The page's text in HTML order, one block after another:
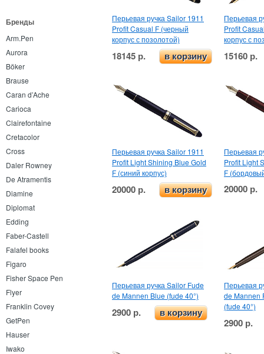
Бренды
Arm.Pen
Aurora
Böker
Brause
Caran d’Ache
Carioca
Clairefontaine
Cretacolor
Cross
Daler Rowney
De Atramentis
Diamine
Diplomat
Edding
Faber-Castell
Falafel books
Figaro
Fisher Space Pen
Flyer
Franklin Covey
GetPen
Hauser
Iwako
Перьевая ручка Sailor 1911
Profit Casual F (черный
корпус с позолотой)
18145 р. в корзину
Перьевая
Profit
корпус с
15160 р.
Перьевая ручка Sailor 1911
Profit Light Shining Blue Gold
F (синий корпус)
20000 р. в корзину
Перьевая
Profit Light
F
20000 р.
Перьевая ручка Sailor Fude
de Mannen Blue (fude 40°)
2900 р. в корзину
Перьевая
de Mannen
(fude 40°)
2900 р.